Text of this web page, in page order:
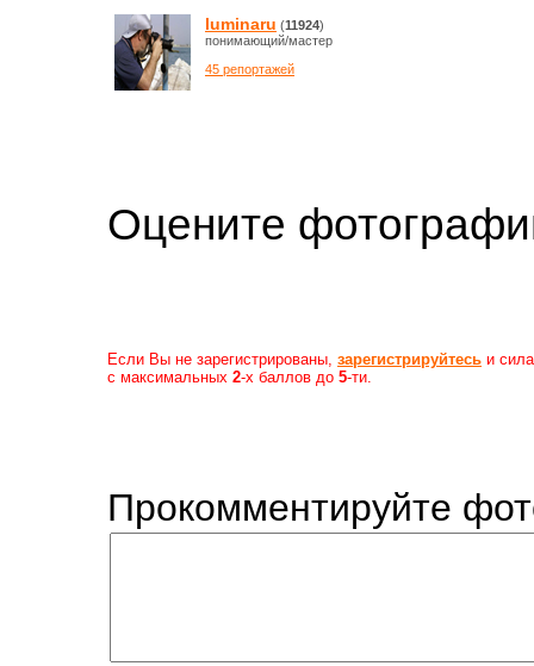
luminaru (11924)
понимающий/мастер
45 репортажей
Оцените
Если Вы не зарегистрированы, зарегистрируйтесь и
с максимальных 2-х баллов до 5-ти.
Прокомментируйте